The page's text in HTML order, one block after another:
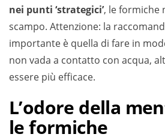
nei punti ‘strategici’, le formiche
scampo. Attenzione: la
importante è quella di fare in
non vada a contatto con acqua,
essere più efficace.
L’odore della
le formiche